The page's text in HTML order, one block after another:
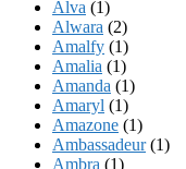
Alva (1)
Alwara (2)
Amalfy (1)
Amalia (1)
Amanda (1)
Amaryl (1)
Amazone (1)
Ambassadeur(1)
Ambra (1)